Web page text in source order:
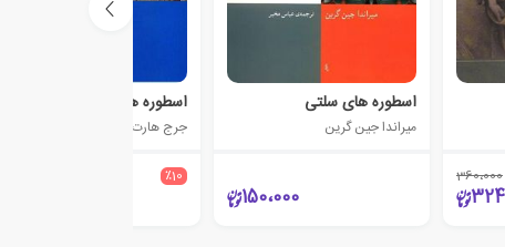
360،000
اسطوره های سلتی
میراندا جین گرین
150،000
اسطوره های مصری
جرج هارت
٪10